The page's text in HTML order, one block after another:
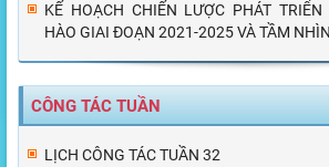
KẾ HOẠCH CHIẾN LƯỢC PHÁT
HÀO GIAI ĐOẠN 2021-2025 VÀ TẦM
CÔNG TÁC TUẦN
LỊCH CÔNG TÁC TUẦN 32